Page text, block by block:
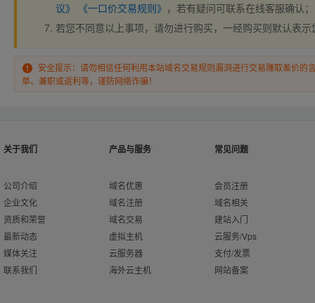
议》
《一口价交易规则》 ，若有疑问可联系在线客服确认；
若您不同意以上事项，请勿进行购买，一经购买则默认表
安全提示：请勿相信任何利用本站域名交易规则漏洞进行交易赚取差价的
单、兼职或返利等，谨防网络诈骗！
关于我们
公司介绍
企业文化
资质和荣誉
最新动态
媒体关注
联系我们
产品与服务
域名优惠
域名注册
域名交易
虚拟主机
云服务器
海外云主机
常见问题
会员注册
域名相关
建站入门
云服务/Vps
支付/发票
网站备案